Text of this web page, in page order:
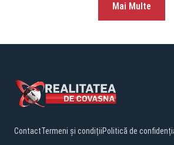
Mai Multe
ContactTermeni și condițiiPolitică de